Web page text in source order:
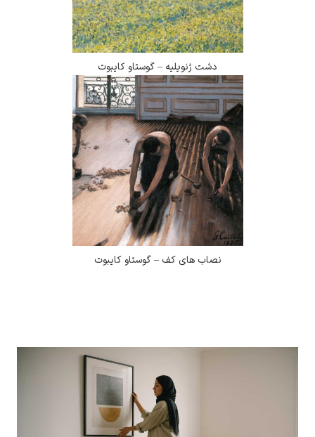
دشت ژنویلیه – گوستاو کایبوت
نصاب های کف – گوستاو کایبوت